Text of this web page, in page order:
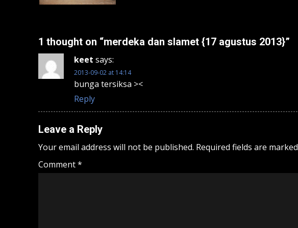
1 thought on “merdeka dan slamet {17 agustus 2013}”
keet says:
2013-09-02 at 14:14
bunga tersiksa ><
Reply
Leave a Reply
Your email address will not be published. Required fields are marked
Comment*